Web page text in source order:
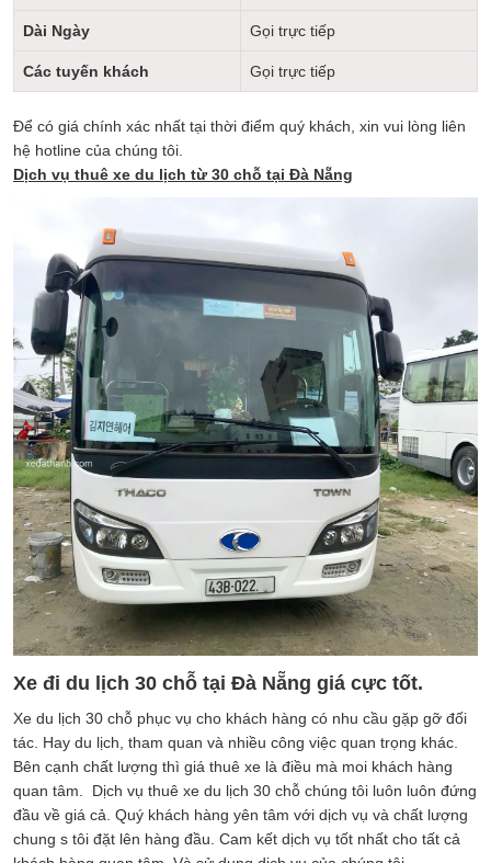
Dài Ngày Gọi trực tiếp
Các tuyến khách Gọi trực tiếp
Để có giá chính xác nhất tại thời điểm quý khách, xin vui lòng liên
hệ hotline của chúng tôi.
Dịch vụ thuê xe du lịch từ 30 chỗ tại Đà Nẵng
Xe đi du lịch 30 chỗ tại Đà Nẵng giá cực tốt.
Xe du lịch 30 chỗ phục vụ cho khách hàng có nhu cầu gặp gỡ đối
tác. Hay du lịch, tham quan và nhiều công việc quan trọng khác.
Bên cạnh chất lượng thì giá thuê xe là điều mà moi khách hàng
quan tâm. Dịch vụ thuê xe du lịch 30 chỗ chúng tôi luôn luôn đứng
đầu về giá cả. Quý khách hàng yên tâm với dịch vụ và chất lượng
chung s tôi đặt lên hàng đầu. Cam kết dịch vụ tốt nhất cho tất cả